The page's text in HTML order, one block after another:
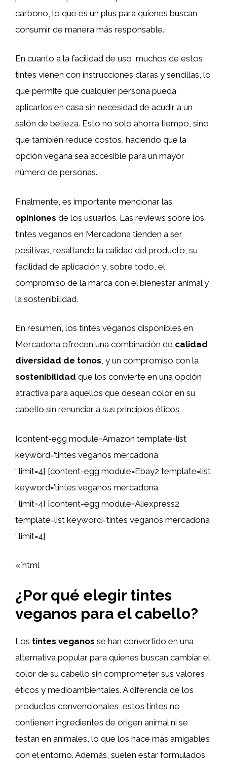
carbono, lo que es un plus para quienes buscan
consumir de manera más responsable.
En cuanto a la facilidad de uso, muchos de estos
tintes vienen con instrucciones claras y sencillas, lo
que permite que cualquier persona pueda
aplicarlos en casa sin necesidad de acudir a un
salón de belleza. Esto no solo ahorra tiempo, sino
que también reduce costos, haciendo que la
opción vegana sea accesible para un mayor
número de personas.
Finalmente, es importante mencionar las
opiniones de los usuarios. Las reviews sobre los
tintes veganos en Mercadona tienden a ser
positivas, resaltando la calidad del producto, su
facilidad de aplicación y, sobre todo, el
compromiso de la marca con el bienestar animal y
la sostenibilidad.
En resumen, los tintes veganos disponibles en
Mercadona ofrecen una combinación de calidad,
diversidad de tonos, y un compromiso con la
sostenibilidad que los convierte en una opción
atractiva para aquellos que desean color en su
cabello sin renunciar a sus principios éticos.
[content-egg module=Amazon template=list
keyword=’tintes veganos mercadona
‘ limit=4] [content-egg module=Ebay2 template=list
keyword=’tintes veganos mercadona
‘ limit=4] [content-egg module=Aliexpress2
template=list keyword=’tintes veganos mercadona
‘ limit=4]
«`html
¿Por qué elegir tintes
veganos para el cabello?
Los tintes veganos se han convertido en una
alternativa popular para quienes buscan cambiar el
color de su cabello sin comprometer sus valores
éticos y medioambientales. A diferencia de los
productos convencionales, estos tintes no
contienen ingredientes de origen animal ni se
testan en animales, lo que los hace más amigables
con el entorno. Además, suelen estar formulados